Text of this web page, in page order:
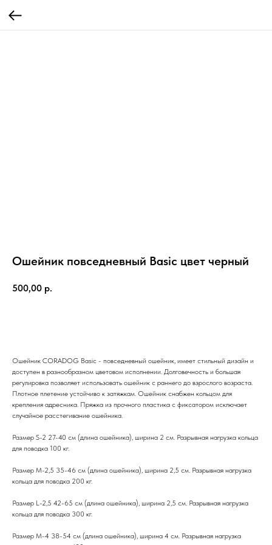
Ошейник повседневный Basic цвет черный
500,00 р.
Ошейник CORADOG Basic - повседневный ошейник, имеет стильный дизайн и
доступен в разнообразном цветовом исполнении. Долговечность и большая
регулировка позволяет использовать ошейник с раннего до взрослого возраста.
Плотное плетение устойчиво к затяжкам. Ошейник снабжен кольцом для
крепления адресника. Пряжка из прочного пластика с фиксатором исключает
случайное расстегивание ошейника.
Размер S-2 27-40 см (длина ошейника), ширина 2 см. Разрывная нагрузка кольца
для поводка 100 кг.
Размер M-2,5 35-46 см (длина ошейника), ширина 2,5 см. Разрывная нагрузка
кольца для поводка 200 кг.
Размер L-2,5 42-65 см (длина ошейника), ширина 2,5 см. Разрывная нагрузка
кольца для поводка 300 кг.
Размер M-4 38-54 см (длина ошейника), ширина 4 см. Разрывная нагрузка